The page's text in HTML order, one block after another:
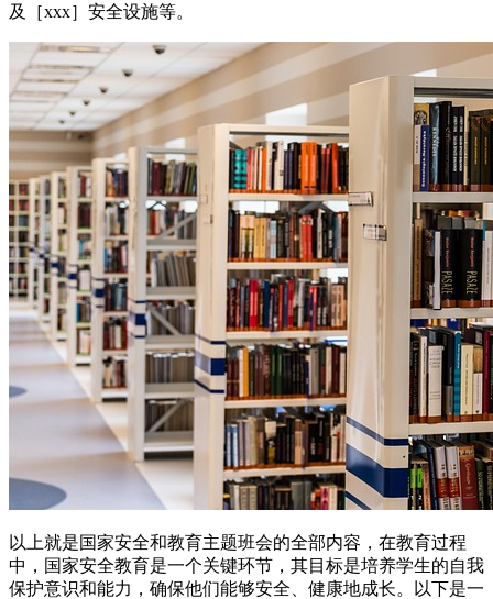
及［xxx］安全设施等。
以上就是国家安全和教育主题班会的全部内容，在教育过程
中，国家安全教育是一个关键环节，其目标是培养学生的自我
保护意识和能力，确保他们能够安全、健康地成长。以下是一